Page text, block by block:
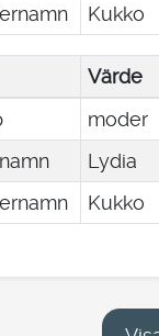
Kukko
Värde
moder
Lydia
Kukko